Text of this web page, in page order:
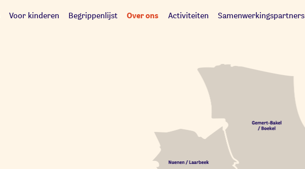
Voor kinderen Begrippenlijst Over ons Activiteiten Samenwerkingspartners